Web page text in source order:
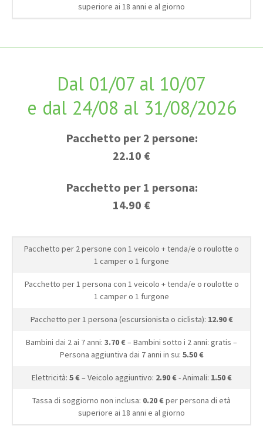
superiore ai 18 anni e al giorno
Dal 01/07 al 10/07
e dal 24/08 al 31/08/2026
Pacchetto per 2 persone:
22.10 €
Pacchetto per 1 persona:
14.90 €
Pacchetto per 2 persone con 1 veicolo + tenda/e o roulotte o
1 camper o 1 furgone
Pacchetto per 1 persona con 1 veicolo + tenda/e o roulotte o
1 camper o 1 furgone
Pacchetto per 1 persona (escursionista o ciclista): 12.90 €
Bambini dai 2 ai 7 anni: 3.70 €– Bambini sotto i 2 anni: gratis –
Persona aggiuntiva dai 7 anni in su: 5.50 €
Elettricità: 5 €– Veicolo aggiuntivo: 2.90 €- Animali: 1.50 €
Tassa di soggiorno non inclusa: 0.20 €per persona di età
superiore ai 18 anni e al giorno